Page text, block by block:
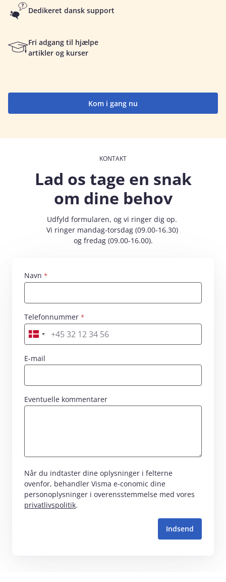
Dedikeret dansk support
Fri adgang til hjælpe
artikler og kurser
Kom i gang nu
KONTAKT
Lad os tage en snak
om dine behov
Udfyld formularen, og vi ringer dig op.
Vi ringer mandag-torsdag (09.00-16.30)
og fredag (09.00-16.00).
Navn
Telefonnummer
E-mail
Eventuelle kommentarer
Når du indtaster dine oplysninger i felterne
ovenfor, behandler Visma e‑conomic dine
personoplysninger i overensstemmelse med vores
privatlivspolitik.